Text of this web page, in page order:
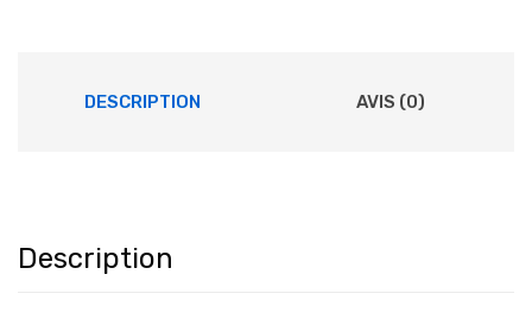
DESCRIPTION AVIS (0)
Description